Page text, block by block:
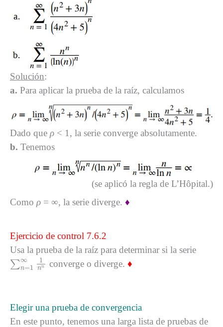
Solución:
a. Para aplicar la prueba de la raíz, calculamos
Dado que ρ < 1, la serie converge absolutamente.
b. Tenemos
(se aplicó la regla de L’Hôpital.)
Como ρ = ∞, la serie diverge. ♦
Ejercicio de control 7.6.2
Usa la prueba de la raíz para determinar si la serie
∑∞
n=1
1
nn
∑n= ∞1
converge o diverge. ♦
Elegir una prueba de convergencia
En este punto, tenemos una larga lista de pruebas de